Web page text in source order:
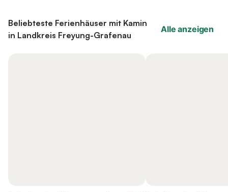
Beliebteste Ferienhäuser mit Kamin
in Landkreis Freyung-Grafenau
Alle anzeigen